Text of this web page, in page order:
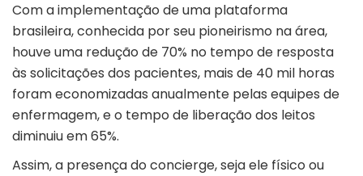
Com a implementação de uma plataforma
brasileira, conhecida por seu pioneirismo na área,
houve uma redução de 70% no tempo de resposta
às solicitações dos pacientes, mais de 40 mil horas
foram economizadas anualmente pelas equipes de
enfermagem, e o tempo de liberação dos leitos
diminuiu em 65%.
Assim, a presença do concierge, seja ele físico ou